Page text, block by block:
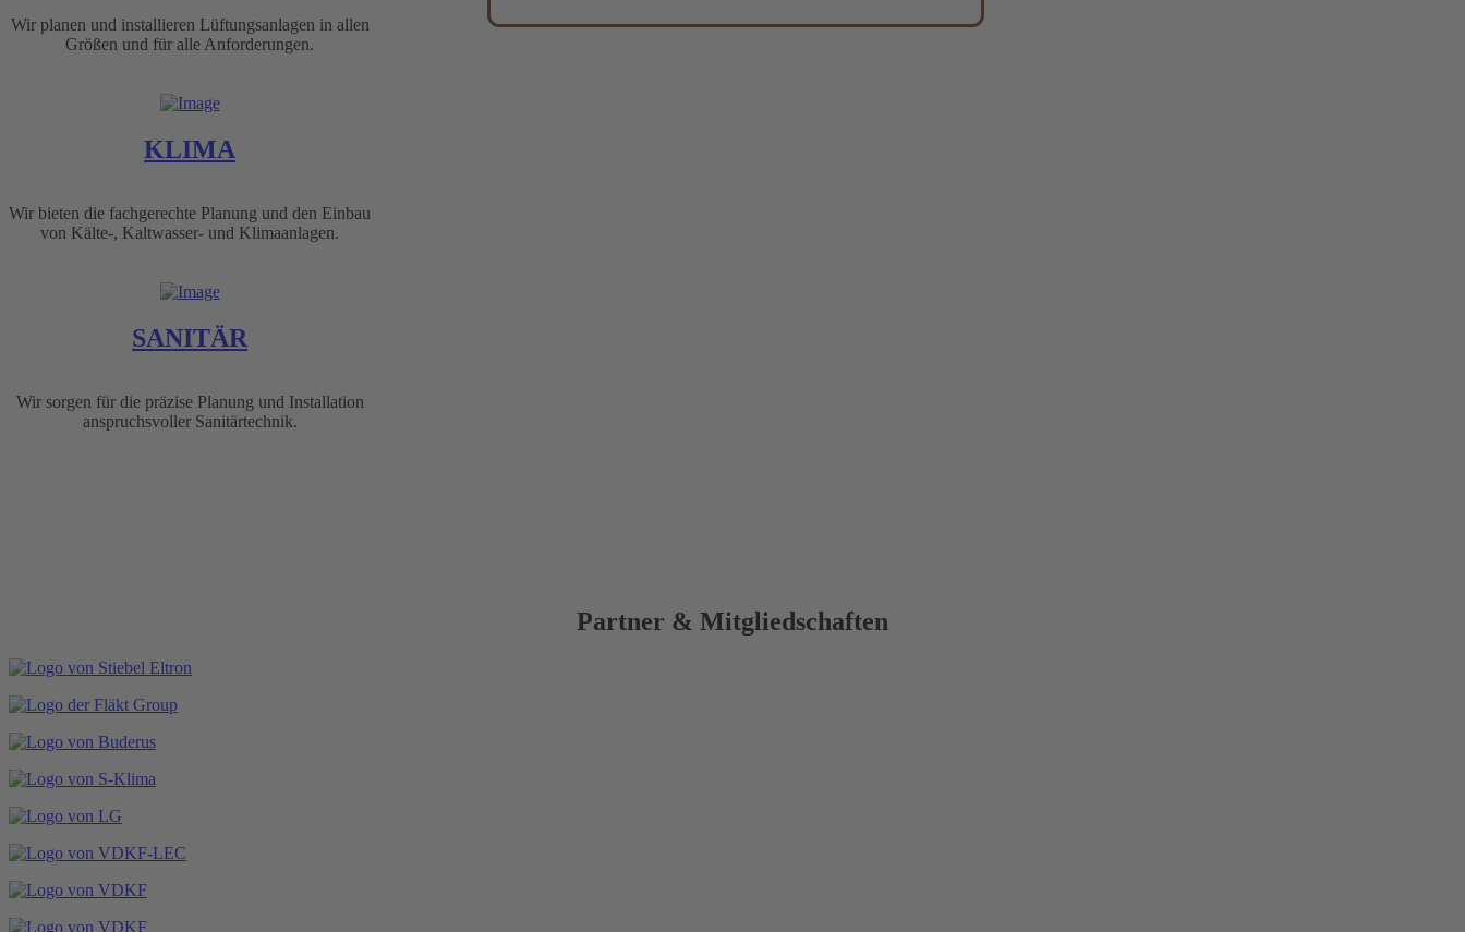
Wir planen und installieren Lüftungsanlagen in allen
Größen und für alle Anforderungen.
KLIMA
Wir bieten die fachgerechte Planung und den Einbau
von Kälte-, Kaltwasser- und Klimaanlagen.
SANITÄR
Wir sorgen für die präzise Planung und Installation
anspruchsvoller Sanitärtechnik.
Partner & Mitgliedschaften